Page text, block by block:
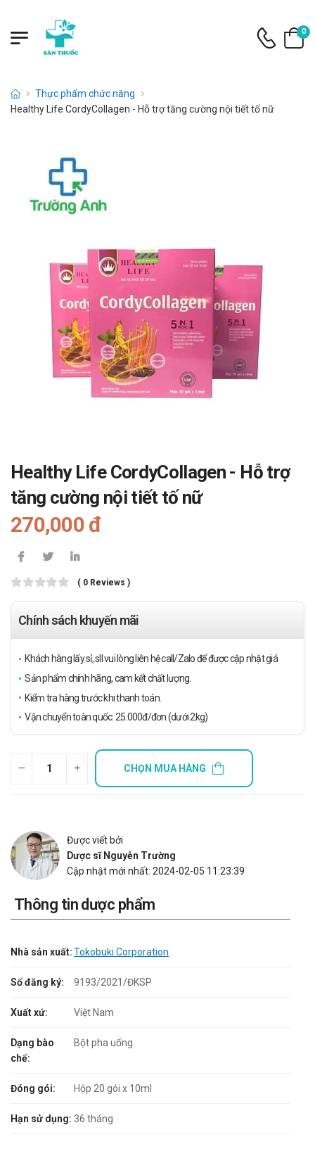
0
Thực phẩm chức năng
Healthy Life CordyCollagen - Hỗ trợ tăng cường nội tiết tố nữ
Healthy Life CordyCollagen - Hỗ trợ
tăng cường nội tiết tố nữ
270,000 đ
( 0 Reviews )
Chính sách khuyến mãi
Khách hàng lấy sỉ, sll vui lòng liên hệ call/Zalo để được cập nhật giá
Sản phẩm chính hãng, cam kết chất lượng.
Kiểm tra hàng trước khi thanh toán.
Vận chuyển toàn quốc: 25.000đ/đơn (dưới 2kg)
CHỌN MUA HÀNG
Được viết bởi
Dược sĩ Nguyễn Trường
Cập nhật mới nhất: 2024-02-05 11:23:39
Thông tin dược phẩm
Nhà sản xuất:Tokobuki Corporation
Số đăng ký: 9193/2021/ĐKSP
Xuất xứ: Việt Nam
Dạng bào
chế:
Bột pha uống
Đóng gói: Hộp 20 gói x 10ml
Hạn sử dụng: 36 tháng